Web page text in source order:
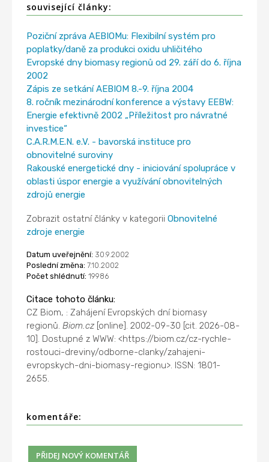
související články:
Poziční zpráva AEBIOMu: Flexibilní systém pro
poplatky/daně za produkci oxidu uhličitého
Evropské dny biomasy regionů od 29. září do 6. října
2002
Zápis ze setkání AEBIOM 8.-9. října 2004
8. ročník mezinárodní konference a výstavy EEBW:
Energie efektivně 2002 „Příležitost pro návratné
investice“
C.A.R.M.E.N. e.V. - bavorská instituce pro
obnovitelné suroviny
Rakouské energetické dny - iniciování spolupráce v
oblasti úspor energie a využívání obnovitelných
zdrojů energie
Zobrazit ostatní články v kategoriiObnovitelné
zdroje energie
Datum uveřejnění: 30.9.2002
Poslední změna: 7.10.2002
Počet shlédnutí: 19986
Citace tohoto článku:
CZ Biom, : Zahájení Evropských dní biomasy
regionů.Biom.cz [online]. 2002-09-30 [cit. 2026-08-
10]. Dostupné z WWW: <https://biom.cz/cz-rychle-
rostouci-dreviny/odborne-clanky/zahajeni-
evropskych-dni-biomasy-regionu>. ISSN: 1801-
2655.
komentáře: